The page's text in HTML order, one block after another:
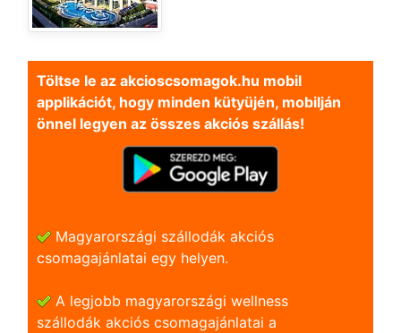
Töltse le az akcioscsomagok.hu mobil
applikációt, hogy minden kütyüjén, mobilján
önnel legyen az összes akciós szállás!
Magyarországi szállodák akciós
csomagajánlatai egy helyen.
A legjobb magyarországi wellness
szállodák akciós csomagajánlatai a